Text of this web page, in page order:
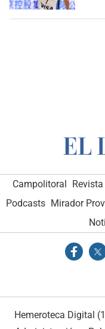
Campolitoral
Podcasts Mirador
Hemeroteca Digital